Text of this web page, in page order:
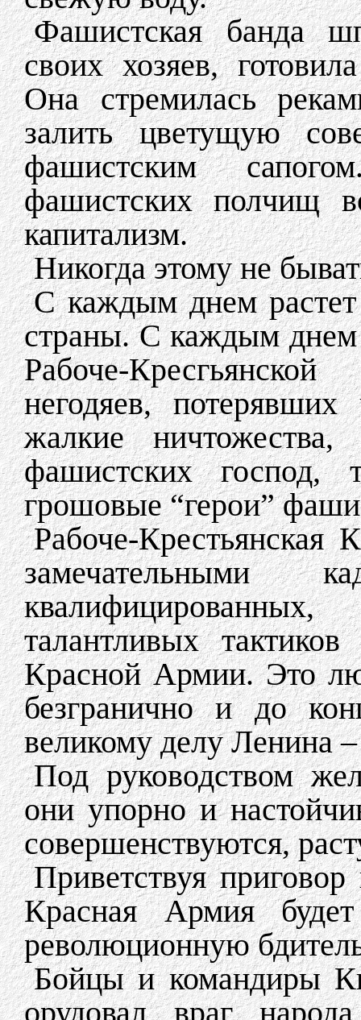
Фашистская банда
своих хозяев,
Она стремилась
залить цветущую
фашистским
фашистских полчищ
капитализм.
Никогда этому не
С каждым днем
страны. С каждым днем
Рабоче-
негодяев,
жалкие
фашистских господ,
грошовые “герои”
Рабоче-Крестьянская
замечательными
талантливых
Красной Армии. Это
безгранично и до
великому делу Ленина
Под руководством
они упорно и
совершенствуются,
Приветствуя
Красная Армия
революционную
Бойцы и командиры
орудовал враг